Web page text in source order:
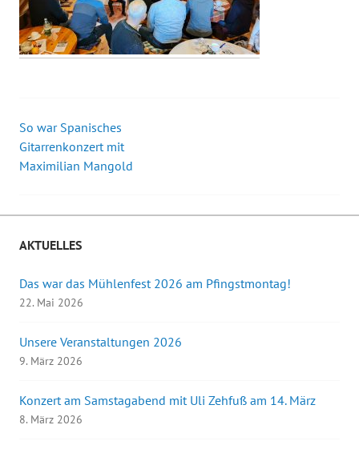
Beitrags-
Navigation
So war Spanisches
Gitarrenkonzert mit
Maximilian Mangold
AKTUELLES
Das war das Mühlenfest 2026 am Pfingstmontag!
22. Mai 2026
Unsere Veranstaltungen 2026
9. März 2026
Konzert am Samstagabend mit Uli Zehfuß am 14. März
8. März 2026